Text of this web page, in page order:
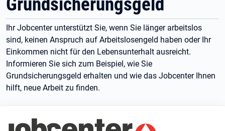
Ihr Jobcenter unterstützt Sie, wenn Sie länger arbeitslos
sind, keinen Anspruch auf Arbeitslosengeld haben oder Ihr
Einkommen nicht für den Lebensunterhalt ausreicht.
Informieren Sie sich zum Beispiel, wie Sie
Grundsicherungsgeld erhalten und wie das Jobcenter Ihnen
hilft, neue Arbeit zu finden.
Branding-Bereich Beschreibung